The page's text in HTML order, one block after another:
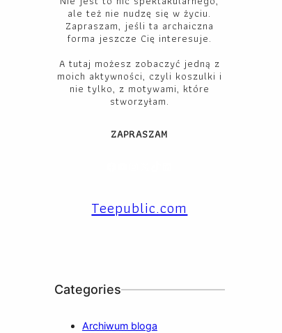
ale też nie nudzę się w życiu.
Zapraszam, jeśli ta archaiczna
forma jeszcze Cię interesuje.
A tutaj możesz zobaczyć jedną z
moich aktywności, czyli koszulki i
nie tylko, z motywami, które
stworzyłam.
ZAPRASZAM
Teepublic.com
Categories
Archiwum bloga